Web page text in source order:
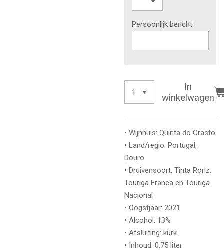
Persoonlijk bericht
In
winkelwagen
• Wijnhuis: Quinta do Crasto
• Land/regio: Portugal,
Douro
• Druivensoort: Tinta Roriz,
Touriga Franca en Touriga
Nacional
• Oogstjaar: 2021
• Alcohol: 13%
• Afsluiting: kurk
• Inhoud: 0,75 liter